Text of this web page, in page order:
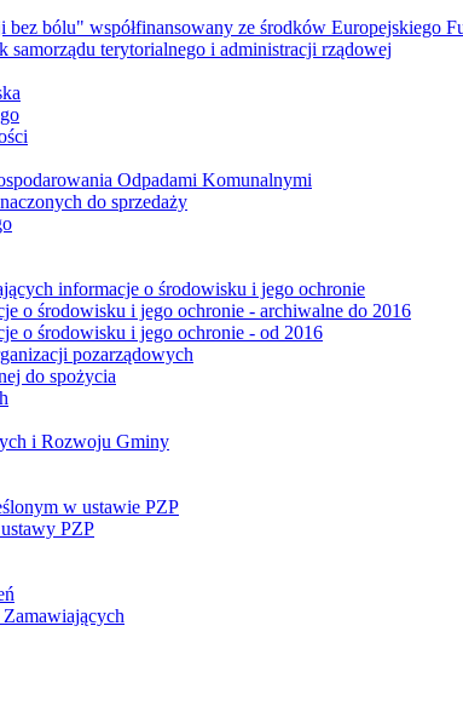
bólu" współfinansowany ze środków Europejskiego
samorządu terytorialnego i administracji rządowej
Odpadami Komunalnymi
do sprzedaży
informacje o środowisku i jego ochronie
o środowisku i jego ochronie - archiwalne do 2016
o środowisku i jego ochronie - od 2016
pozarządowych
do spożycia
i Rozwoju Gminy
w ustawie PZP
PZP